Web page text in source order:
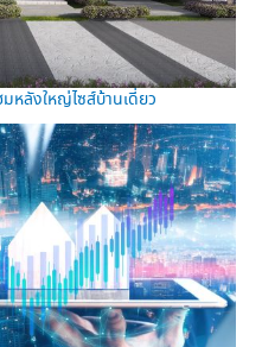
หลังใหญ่ไซส์บ้านเดี่ยว